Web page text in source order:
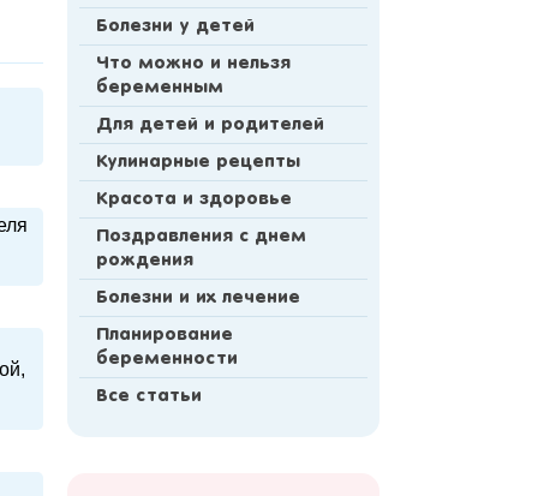
Болезни у детей
Что можно и нельзя
беременным
Для детей и родителей
Кулинарные рецепты
Красота и здоровье
Поздравления с днем
рождения
Болезни и их лечение
Планирование
беременности
Все статьи